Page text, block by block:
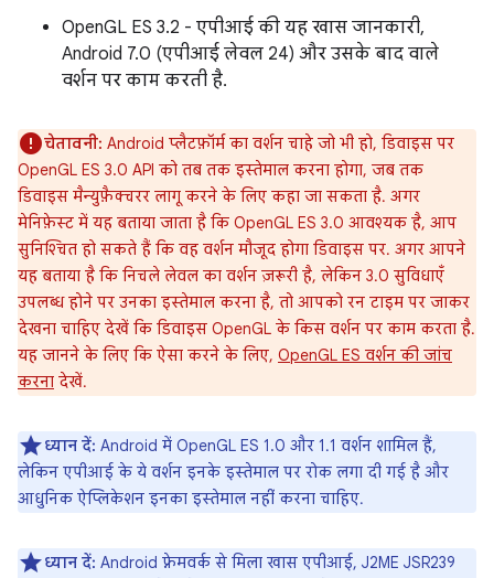
OpenGL ES 3.2 - एपीआई की यह खास जानकारी,
Android 7.0 (एपीआई लेवल 24) और उसके बाद वाले
वर्शन पर काम करती है.
चेतावनी: Android प्लैटफ़ॉर्म का वर्शन चाहे जो भी हो, डिवाइस पर
OpenGL ES 3.0 API को तब तक इस्तेमाल करना होगा, जब तक
डिवाइस मैन्युफ़ैक्चरर लागू करने के लिए कहा जा सकता है. अगर
मेनिफ़ेस्ट में यह बताया जाता है कि OpenGL ES 3.0 आवश्यक है, आप
सुनिश्चित हो सकते हैं कि वह वर्शन मौजूद होगा डिवाइस पर. अगर आपने
यह बताया है कि निचले लेवल का वर्शन ज़रूरी है, लेकिन 3.0 सुविधाएँ
उपलब्ध होने पर उनका इस्तेमाल करना है, तो आपको रन टाइम पर जाकर
देखना चाहिए देखें कि डिवाइस OpenGL के किस वर्शन पर काम करता है.
यह जानने के लिए कि ऐसा करने के लिए, OpenGL ES वर्शन की जांच
करना देखें.
ध्यान दें: Android में OpenGL ES 1.0 और 1.1 वर्शन शामिल हैं,
लेकिन एपीआई के ये वर्शन इनके इस्तेमाल पर रोक लगा दी गई है और
आधुनिक ऐप्लिकेशन इनका इस्तेमाल नहीं करना चाहिए.
ध्यान दें: Android फ़्रेमवर्क से मिला खास एपीआई, J2ME JSR239